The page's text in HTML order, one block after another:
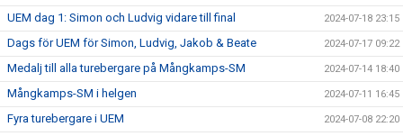
UEM dag 1: Simon och Ludvig vidare till final 2024-07-18 23:15
Dags för UEM för Simon, Ludvig, Jakob & Beate 2024-07-17 09:22
Medalj till alla turebergare på Mångkamps-SM 2024-07-14 18:40
Mångkamps-SM i helgen 2024-07-11 16:45
Fyra turebergare i UEM 2024-07-08 22:20